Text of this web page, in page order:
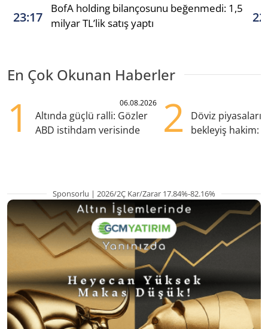
23:17
BofA holding bilançosunu beğenmedi: 1,5
milyar TL’lik satış yaptı
En Çok Okunan Haberler
1 06.08.2026
Altında güçlü ralli: Gözler
ABD istihdam verisinde
2
Döviz
bekleyiş hakim:
Sponsorlu | 2026/2Ç Kar/Zarar 17.84%-82.16%